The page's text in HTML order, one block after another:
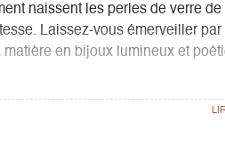
naissent les perles de verre de
Laissez-vous émerveiller par
en bijoux lumineux et